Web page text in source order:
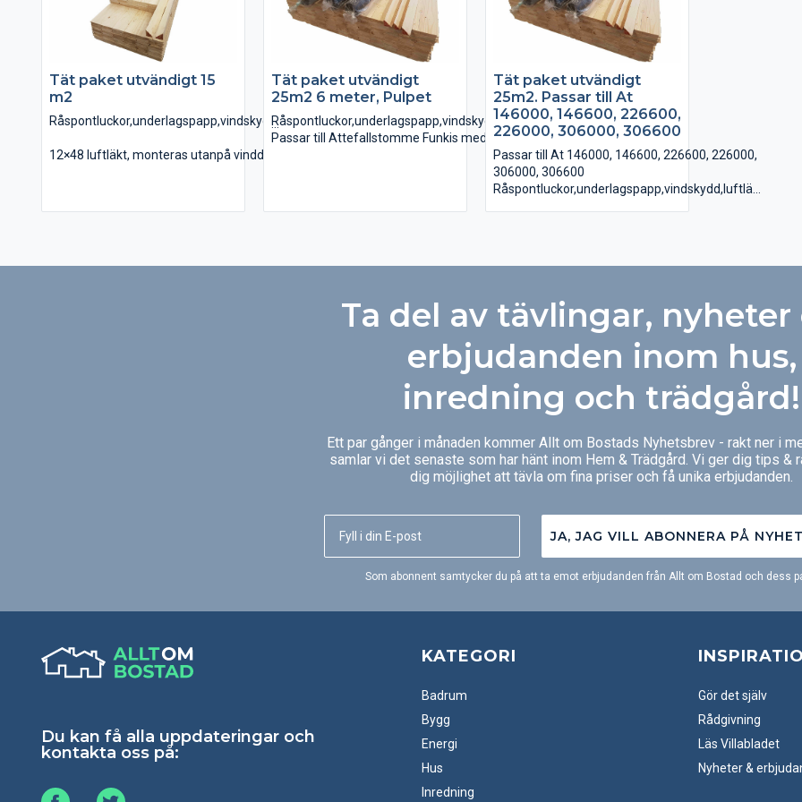
Tät paket utvändigt 15
m2
Råspontluckor,underlagspapp,vindskydd,luftläkt.
12×48 luftläkt, monteras utanpå vindduken
Tät paket utvändigt
25m2 6 meter, Pulpet
Råspontluckor,underlagspapp,vindskydd,luftläkt.
Passar till Attefallstomme Funkis med längd 6m
12×48 luftläkt, monteras utanpå vindduken
Tät paket utvändigt
25m2. Passar till At
146000, 146600, 226600,
226000, 306000, 306600
Passar till At 146000, 146600, 226600, 226000,
306000, 306600
Råspontluckor,underlagspapp,vindskydd,luftläkt.
Underlagspapp Coverall
Ta del av tävlingar, nyheter
erbjudanden inom hus,
inredning och trädgård!
Ett par gånger i månaden kommer Allt om Bostads Nyhetsbrev - rakt ner i
samlar vi det senaste som har hänt inom Hem & Trädgård. Vi ger dig tips &
dig möjlighet att tävla om fina priser och få unika erbjudanden.
JA, JAG VILL ABONNERA PÅ
Som abonnent samtycker du på att ta emot erbjudanden från Allt om Bostad och dess
Du kan få alla uppdateringar och
kontakta oss på:
KATEGORI
Badrum
Bygg
Energi
Hus
Inredning
Gör det själv
Rådgivning
Läs Villabladet
Nyheter &